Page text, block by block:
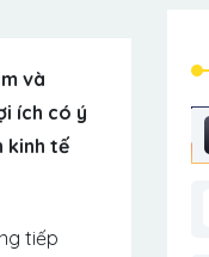
và
ích có ý
kinh tế
tiếp